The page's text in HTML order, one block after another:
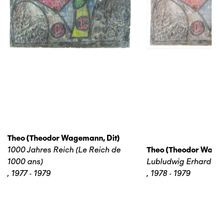
Theo (theodor Wagemann, Dit)
1000 Jahres Reich (Le Reich de
1000 ans)
, 1977 - 1979
Theo (theodor
Lubludwig Erhard
, 1978 - 1979